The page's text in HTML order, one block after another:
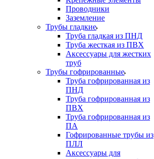
Проводники
Заземление
Трубы гладкие
Труба гладкая из ПНД
Труба жесткая из ПВХ
Аксессуары для жестких
труб
Трубы гофрированные
Труба гофрированная из
ПНД
Труба гофрированная из
ПВХ
Труба гофрированная из
ПА
Гофрированные трубы из
ПЛЛ
Аксессуары для